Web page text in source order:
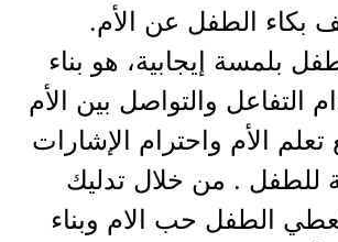
بكاء الطفل عن الأم.
بلمسة إيجابية، هو بناء
التفاعل والتواصل بين الأم
الأم واحترام الإشارات
للطفل . من خلال تدليك
الطفل حب الام وبناء